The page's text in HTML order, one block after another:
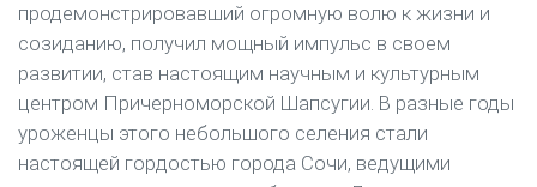
продемонстрировавший огромную волю к жизни и
созиданию, получил мощный импульс в своем
развитии, став настоящим научным и культурным
центром Причерноморской Шапсугии. В разные годы
уроженцы этого небольшого селения стали
настоящей гордостью города Сочи, ведущими